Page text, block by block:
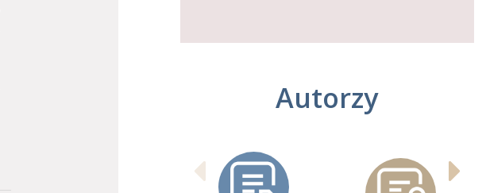
Autorzy